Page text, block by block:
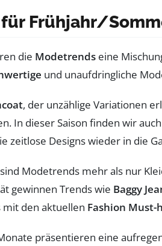
Frühjahr/
die Modetrends eine
und unaufdringliche
, der unzählige Variationen
In dieser Saison finden wir
zeitlose Designs wieder in die
sind Modetrends mehr als nur
gewinnen Trends wie Baggy
den aktuellen Fashion Must-
präsentieren eine